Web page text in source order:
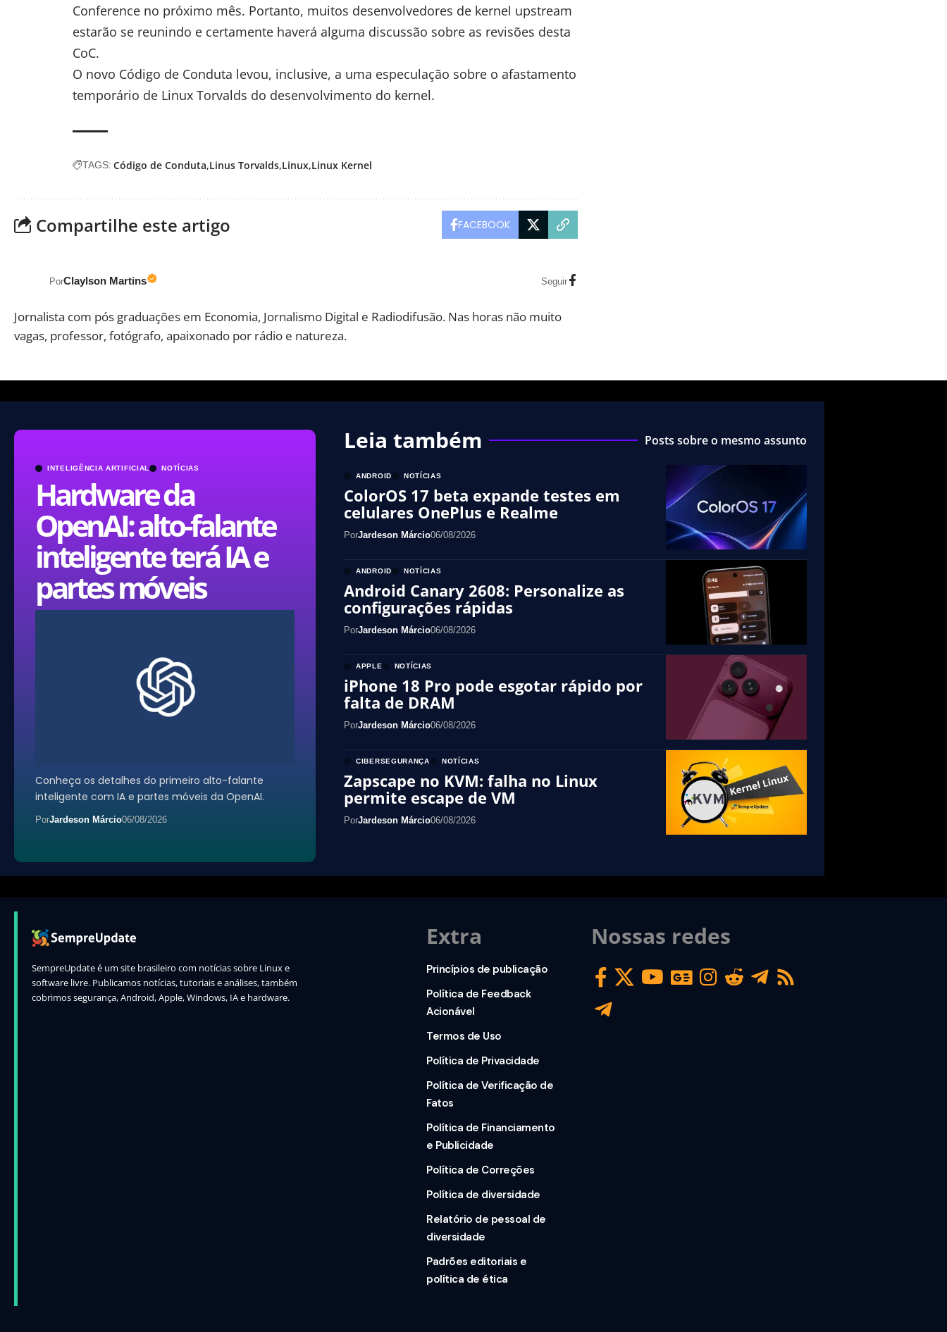
Conference no próximo mês. Portanto, muitos desenvolvedores de kernel upstream
estarão se reunindo e certamente haverá alguma discussão sobre as revisões desta
CoC.
O novo Código de Conduta levou, inclusive, a uma especulação sobre o afastamento
temporário de Linux Torvalds do desenvolvimento do kernel.
TAGS: Código de Conduta Linus Torvalds Linux Linux Kernel
Compartilhe este artigo FACEBOOK
PorClaylson Martins Seguir
Jornalista com pós graduações em Economia, Jornalismo Digital e Radiodifusão. Nas horas não muito
vagas, professor, fotógrafo, apaixonado por rádio e natureza.
INTELIGÊNCIA ARTIFICIAL NOTÍCIAS
Hardware da
OpenAI: alto-falante
inteligente terá IA e
partes móveis
Conheça os detalhes do primeiro alto-falante
inteligente com IA e partes móveis da OpenAI.
PorJardeson Márcio06/08/2026
Leia também Posts sobre o mesmo assunto
ANDROID NOTÍCIAS
ColorOS 17 beta expande testes em
celulares OnePlus e Realme
PorJardeson Márcio06/08/2026
ANDROID NOTÍCIAS
Android Canary 2608: Personalize as
configurações rápidas
PorJardeson Márcio06/08/2026
APPLE NOTÍCIAS
iPhone 18 Pro pode esgotar rápido por
falta de DRAM
PorJardeson Márcio06/08/2026
CIBERSEGURANÇA NOTÍCIAS
Zapscape no KVM: falha no Linux
permite escape de VM
PorJardeson Márcio06/08/2026
SempreUpdate é um site brasileiro com notícias sobre Linux e
software livre. Publicamos notícias, tutoriais e análises, também
cobrimos segurança, Android, Apple, Windows, IA e hardware.
Extra
Princípios de publicação
Política de Feedback
Acionável
Termos de Uso
Política de Privacidade
Política de Verificação de
Fatos
Política de Financiamento
e Publicidade
Política de Correções
Política de diversidade
Relatório de pessoal de
diversidade
Padrões editoriais e
política de ética
Nossas redes